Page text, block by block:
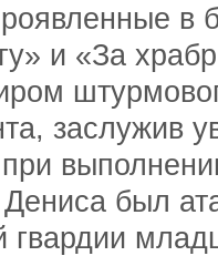
в
и «За
заслужив
был
гвардии